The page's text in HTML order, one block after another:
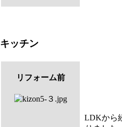
キッチン
リフォーム前
LDKから